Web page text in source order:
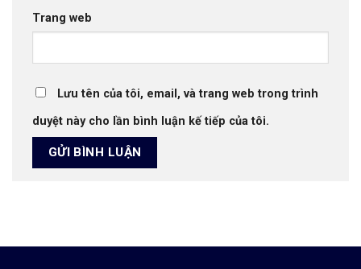
Trang web
Lưu tên của tôi, email, và trang web trong trình
duyệt này cho lần bình luận kế tiếp của tôi.